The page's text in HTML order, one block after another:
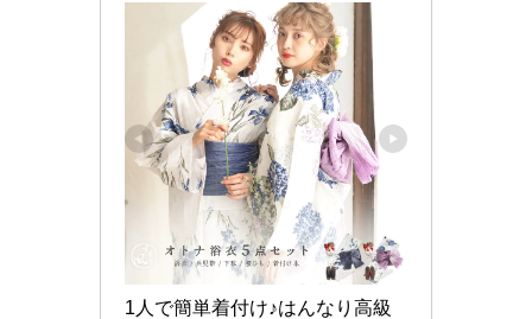
1人で簡単着付け♪はんなり高級